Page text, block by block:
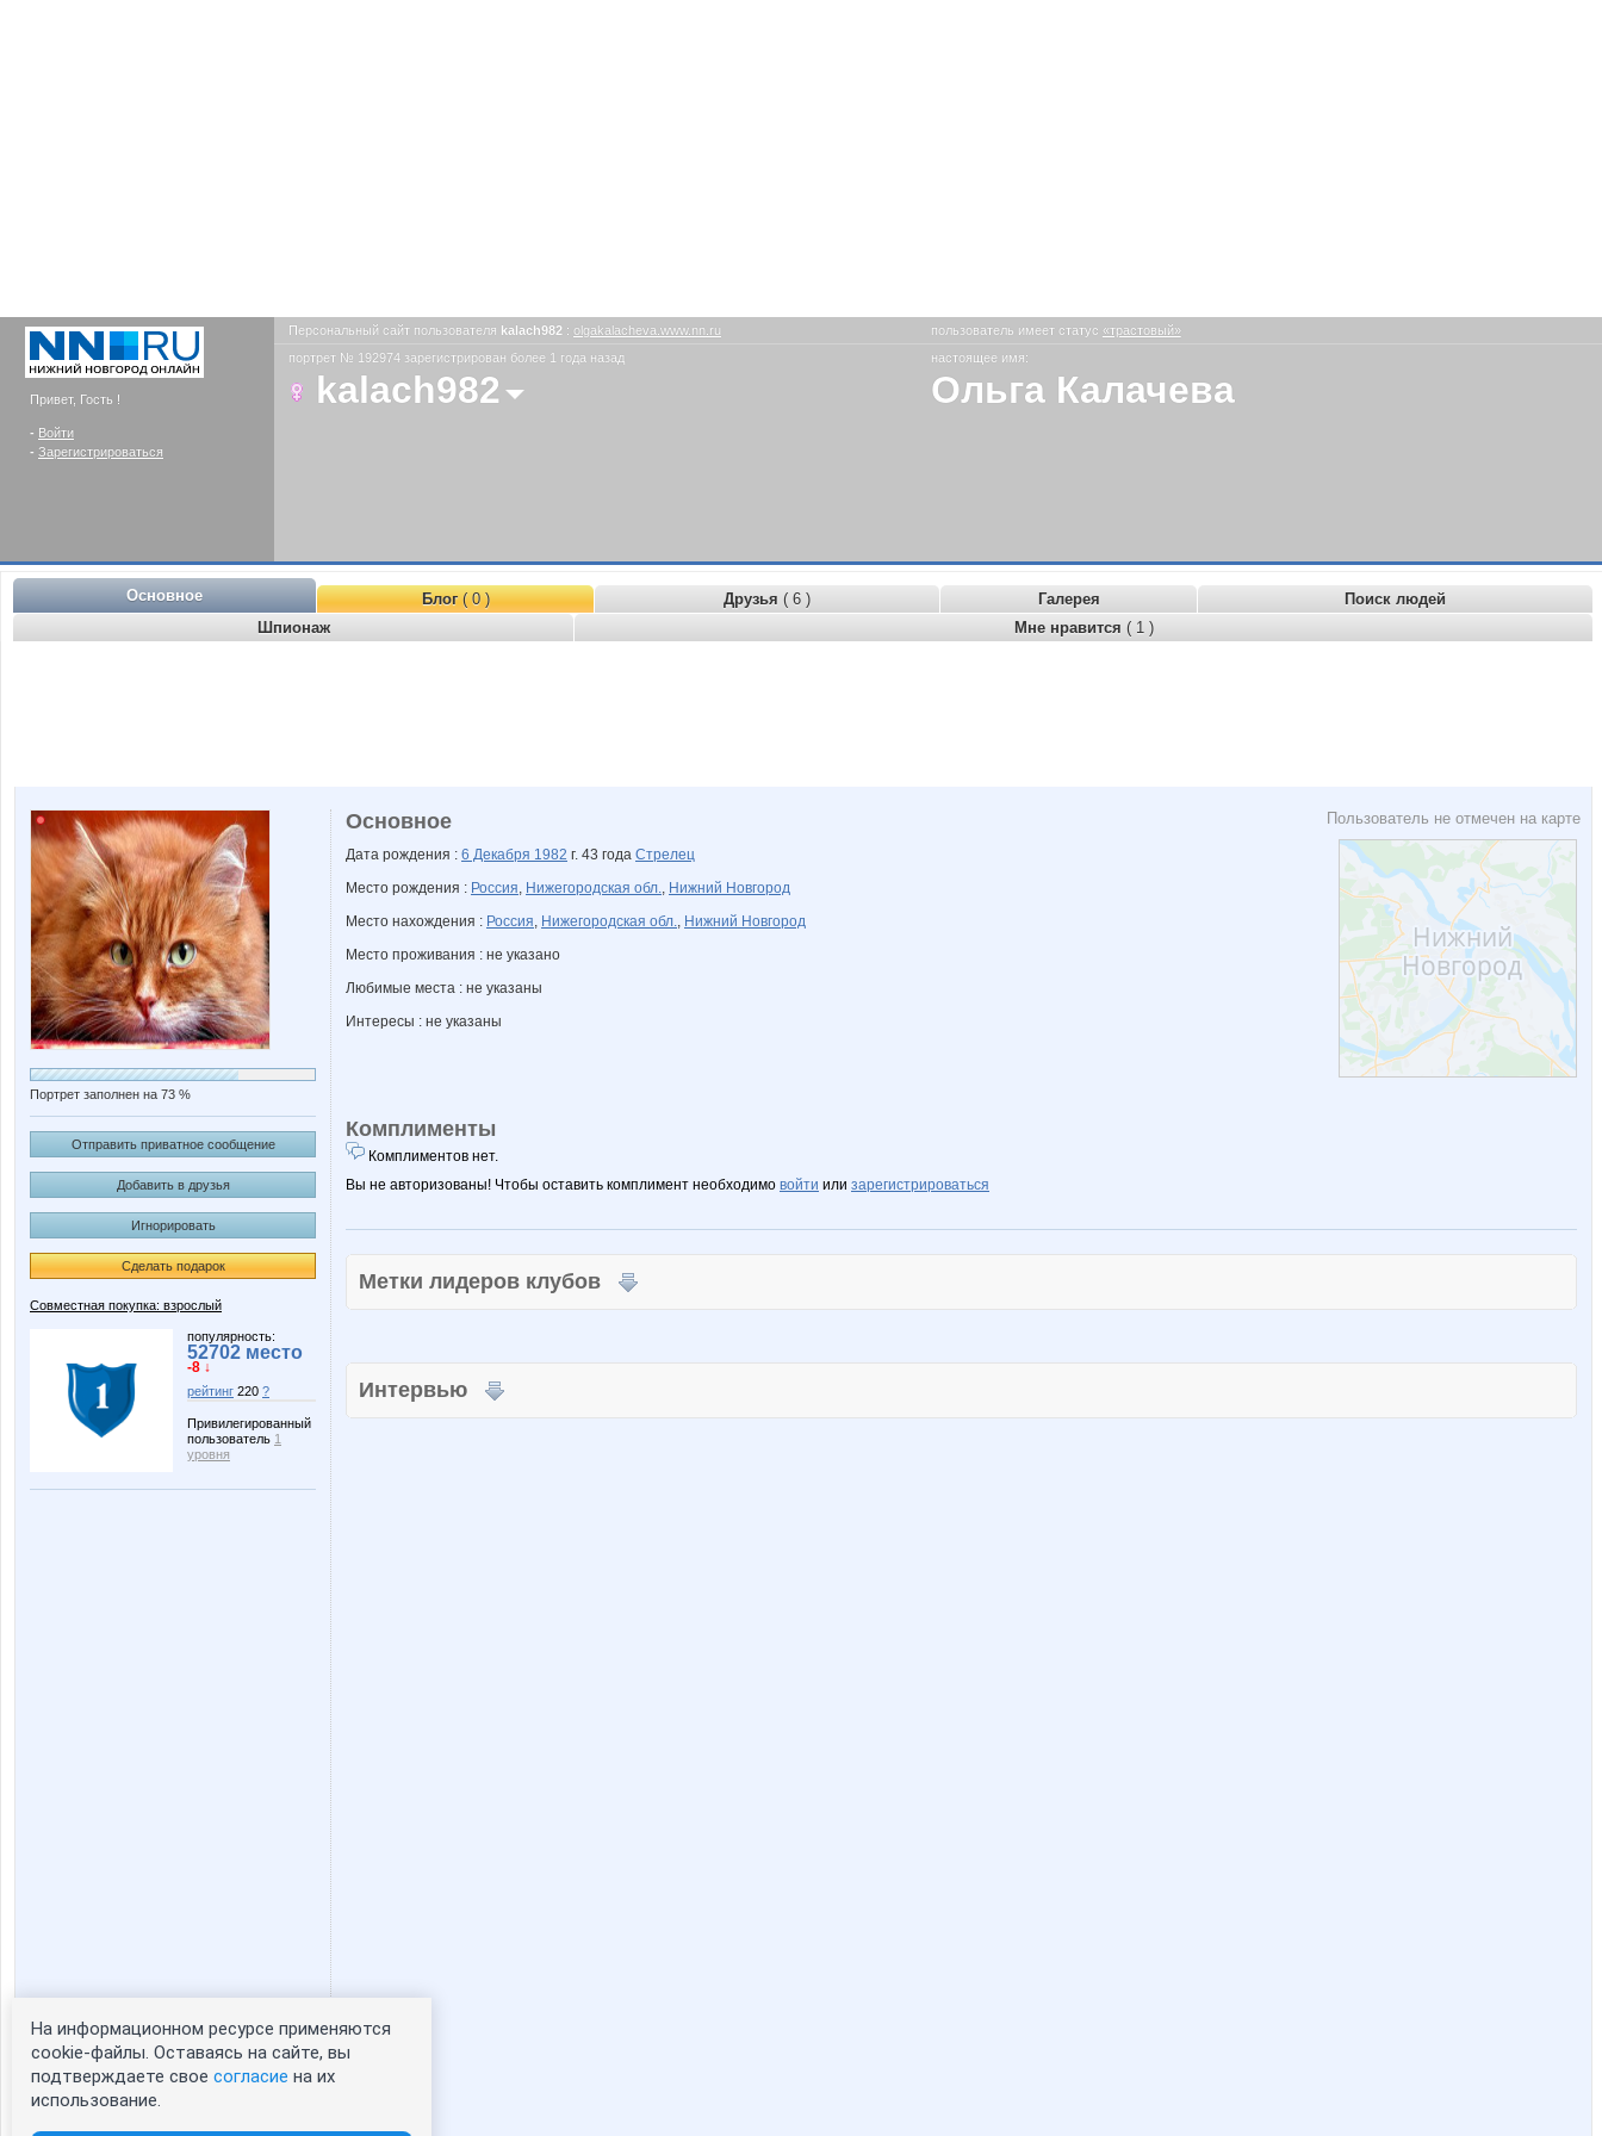
Привет, Гость !
- Войти
- Зарегистрироваться
Персональный сайт пользователя kalach982 : olgakalacheva.www.nn.ru пользователь имеет статус «трастовый»
портрет № 192974 зарегистрирован более 1 года назад
kalach982
настоящее имя:
Ольга Калачева
Основное Блог( 0 ) Друзья ( 6 ) Галерея
Поиск людей
Шпионаж
Мне нравится ( 1 )
Портрет заполнен на 73 %
Отправить приватное сообщение
Добавить в друзья
Игнорировать
Сделать подарок
Совместная покупка: взрослый
популярность:
52702 место
-8 ↓
рейтинг 220 ?
Привилегированный
пользователь 1
уровня
Статистика портрета:
сейчас просматривают портрет - 0
зарегистрированные пользователи
Пользователь не отмечен на карте
Основное
Дата рождения : 6 Декабря 1982 г. 43 года Стрелец
Место рождения : Россия, Нижегородская обл., Нижний Новгород
Место нахождения : Россия, Нижегородская обл., Нижний Новгород
Место проживания : не указано
Любимые места : не указаны
Интересы : не указаны
Комплименты
Комплиментов нет.
Вы не авторизованы! Чтобы оставить комплимент необходимо войти или зарегистрироваться
Метки лидеров клубов
Интервью
На информационном ресурсе применяются
cookie-файлы. Оставаясь на сайте, вы
подтверждаете свое согласие на их
использование.